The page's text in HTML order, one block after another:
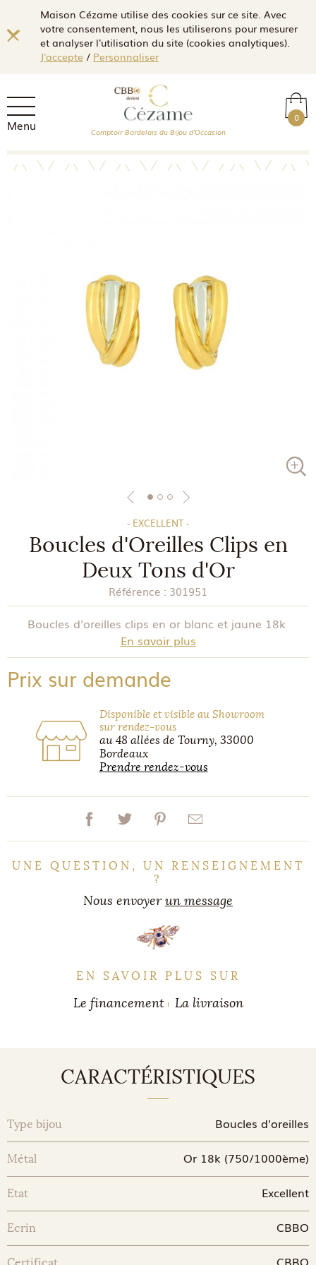
Maison Cézame utilise des cookies sur ce site. Avec
votre consentement, nous les utiliserons pour mesurer
et analyser l'utilisation du site (cookies analytiques).
J'accepte/ Personnaliser
Menu 0
Comptoir Bordelais du Bijou d'Occasion
- EXCELLENT -
Boucles d'Oreilles Clips en
Deux Tons d'Or
Référence : 301951
Boucles d'oreilles clips en or blanc et jaune 18k
En savoir plus
Prix sur demande
Disponible et visible au Showroom
sur rendez-vous
au 48 allées de Tourny, 33000
Bordeaux
Prendre rendez-vous
UNE QUESTION, UN RENSEIGNEMENT
?
Nous envoyerun message
EN SAVOIR PLUS SUR
Le financement La livraison
CARACTÉRISTIQUES
Type bijou Boucles d'oreilles
Métal Or 18k (750/1000ème)
Etat Excellent
Ecrin CBBO
CBBO